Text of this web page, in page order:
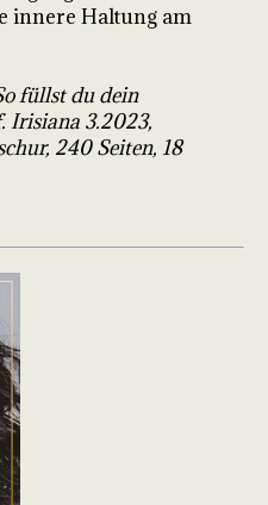
innere Haltung am
füllst du dein
Irisiana 3.2023,
240 Seiten, 18